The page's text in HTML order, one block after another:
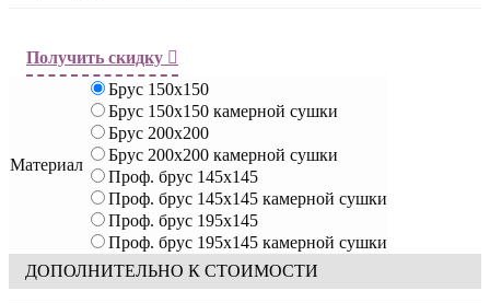
Получить скидку
Материал
Брус 150х150
Брус 150х150 камерной сушки
Брус 200х200
Брус 200х200 камерной сушки
Проф. брус 145х145
Проф. брус 145х145 камерной сушки
Проф. брус 195х145
Проф. брус 195х145 камерной сушки
ДОПОЛНИТЕЛЬНО К СТОИМОСТИ